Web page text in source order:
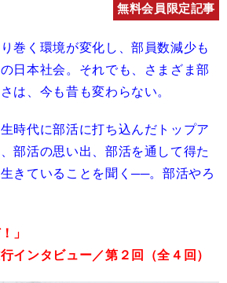
無料会員限定記事
巻く環境が変化し、部員数減少も
日本社会。それでも、さまざま部
は、今も昔も変わらない。
時代に部活に打ち込んだトップア
部活の思い出、部活を通して得た
きていることを聞く──。部活やろ
」
インタビュー／第２回（全４回）